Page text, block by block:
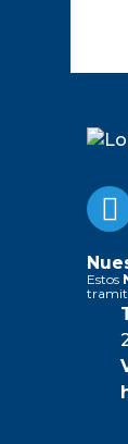
Estos